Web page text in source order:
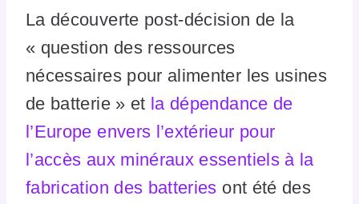
La découverte post-décision de la
« question des ressources
nécessaires pour alimenter les usines
de batterie » et la dépendance de
l’Europe envers l’extérieur pour
l’accès aux minéraux essentiels à la
fabrication des batteries ont été des